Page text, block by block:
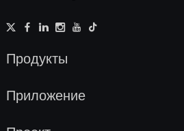
Продукты
Приложение